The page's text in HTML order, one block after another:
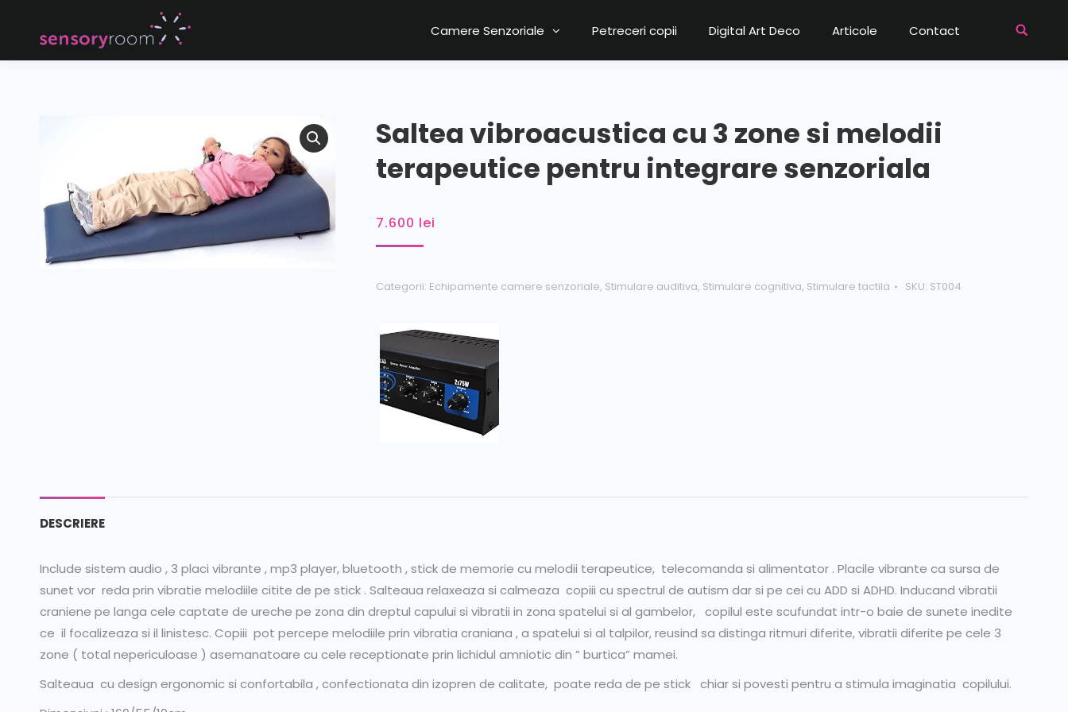
Camere Senzoriale Petreceri copii Digital Art Deco Articole Contact
Saltea vibroacustica cu 3 zone si melodii
terapeutice pentru integrare senzoriala
7.600 lei
Categorii: Echipamente camere senzoriale, Stimulare auditiva, Stimulare cognitiva, Stimulare tactila SKU: ST004
DESCRIERE
Include sistem audio , 3 placi vibrante , mp3 player, bluetooth , stick de memorie cu melodii terapeutice, telecomanda si alimentator . Placile vibrante ca sursa de
sunet vor reda prin vibratie melodiile citite de pe stick . Salteaua relaxeaza si calmeaza copiii cu spectrul de autism dar si pe cei cu ADD si ADHD. Inducand vibratii
craniene pe langa cele captate de ureche pe zona din dreptul capului si vibratii in zona spatelui si al gambelor, copilul este scufundat intr-o baie de sunete inedite
ce il focalizeaza si il linistesc. Copiii pot percepe melodiile prin vibratia craniana , a spatelui si al talpilor, reusind sa distinga ritmuri diferite, vibratii diferite pe cele 3
zone ( total nepericuloase ) asemanatoare cu cele receptionate prin lichidul amniotic din ” burtica” mamei.
Salteaua cu design ergonomic si confortabila , confectionata din izopren de calitate, poate reda de pe stick chiar si povesti pentru a stimula imaginatia copilului.